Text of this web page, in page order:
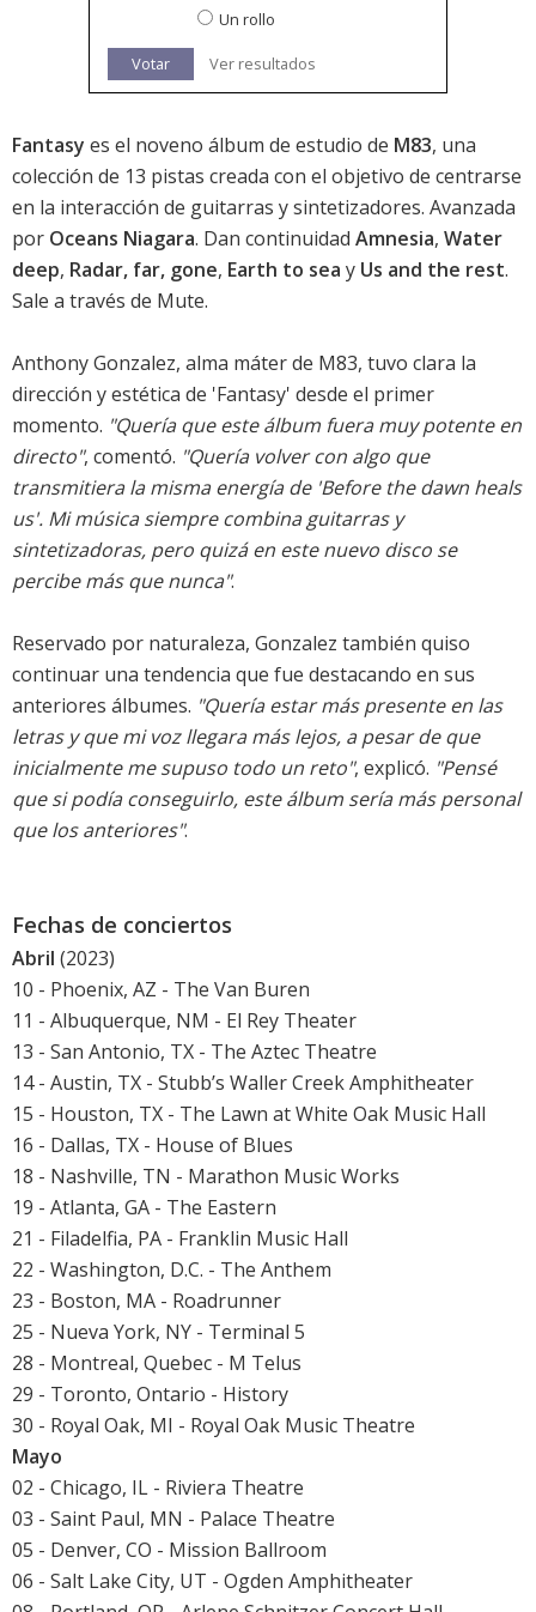
Un rollo
Votar Ver resultados
Fantasy es el noveno álbum de estudio de M83, una
colección de 13 pistas creada con el objetivo de centrarse
en la interacción de guitarras y sintetizadores. Avanzada
por Oceans Niagara. Dan continuidad Amnesia, Water
deep, Radar, far, gone, Earth to sea y Us and the rest.
Sale a través de Mute.
Anthony Gonzalez, alma máter de M83, tuvo clara la
dirección y estética de 'Fantasy' desde el primer
momento. "Quería que este álbum fuera muy potente en
directo", comentó. "Quería volver con algo que
transmitiera la misma energía de 'Before the dawn heals
us'. Mi música siempre combina guitarras y
sintetizadoras, pero quizá en este nuevo disco se
percibe más que nunca".
Reservado por naturaleza, Gonzalez también quiso
continuar una tendencia que fue destacando en sus
anteriores álbumes. "Quería estar más presente en las
letras y que mi voz llegara más lejos, a pesar de que
inicialmente me supuso todo un reto", explicó. "Pensé
que si podía conseguirlo, este álbum sería más personal
que los anteriores".
Fechas de conciertos
Abril (2023)
10 - Phoenix, AZ - The Van Buren
11 - Albuquerque, NM - El Rey Theater
13 - San Antonio, TX - The Aztec Theatre
14 - Austin, TX - Stubb’s Waller Creek Amphitheater
15 - Houston, TX - The Lawn at White Oak Music Hall
16 - Dallas, TX - House of Blues
18 - Nashville, TN - Marathon Music Works
19 - Atlanta, GA - The Eastern
21 - Filadelfia, PA - Franklin Music Hall
22 - Washington, D.C. - The Anthem
23 - Boston, MA - Roadrunner
25 - Nueva York, NY - Terminal 5
28 - Montreal, Quebec - M Telus
29 - Toronto, Ontario - History
30 - Royal Oak, MI - Royal Oak Music Theatre
Mayo
02 - Chicago, IL - Riviera Theatre
03 - Saint Paul, MN - Palace Theatre
05 - Denver, CO - Mission Ballroom
06 - Salt Lake City, UT - Ogden Amphitheater